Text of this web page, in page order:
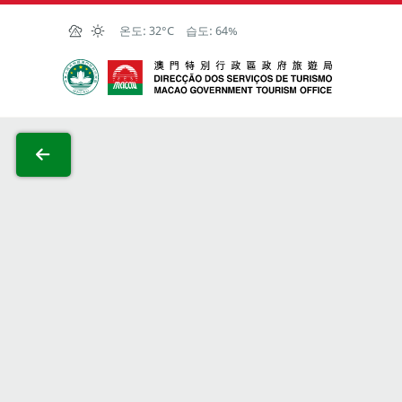
Skip to Main Content
온도: 32°C 습도: 64%
마카오정부관광청